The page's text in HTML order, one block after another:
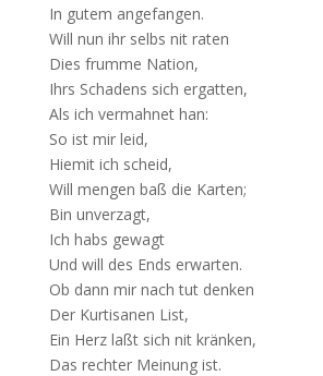
In gutem angefangen.
Will nun ihr selbs nit raten
Dies frumme Nation,
Ihrs Schadens sich ergatten,
Als ich vermahnet han:
So ist mir leid,
Hiemit ich scheid,
Will mengen baß die Karten;
Bin unverzagt,
Ich habs gewagt
Und will des Ends erwarten.
Ob dann mir nach tut denken
Der Kurtisanen List,
Ein Herz laßt sich nit kränken,
Das rechter Meinung ist.